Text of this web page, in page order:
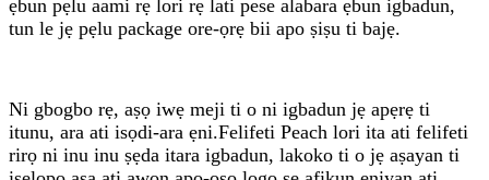
ẹbun pẹlu aami rẹ lori rẹ lati pese alabara ẹbun igbadun,
tun le jẹ pẹlu package ore-ọrẹ bii apo ṣiṣu ti bajẹ.
Ni gbogbo rẹ, aṣọ iwẹ meji ti o ni igbadun jẹ apẹrẹ ti
itunu, ara ati isọdi-ara ẹni.Felifeti Peach lori ita ati felifeti
rirọ ni inu inu ṣẹda itara igbadun, lakoko ti o jẹ aṣayan ti